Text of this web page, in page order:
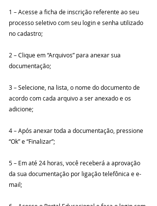
1 – Acesse a ficha de inscrição referente ao seu
processo seletivo com seu login e senha utilizado
no cadastro;
2 – Clique em “Arquivos” para anexar sua
documentação;
3 – Selecione, na lista, o nome do documento de
acordo com cada arquivo a ser anexado e os
adicione;
4 – Após anexar toda a documentação, pressione
“Ok” e “Finalizar”;
5 – Em até 24 horas, você receberá a aprovação
da sua documentação por ligação telefônica e e-
mail;